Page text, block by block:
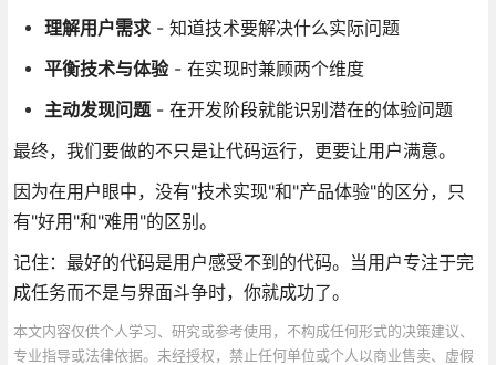
理解用户需求- 知道技术要解决什么实际问题
平衡技术与体验- 在实现时兼顾两个维度
主动发现问题- 在开发阶段就能识别潜在的体验问题
最终，我们要做的不只是让代码运行，更要让用户满意。
因为在用户眼中，没有"技术实现"和"产品体验"的区分，只
有"好用"和"难用"的区别。
记住：最好的代码是用户感受不到的代码。当用户专注于完
成任务而不是与界面斗争时，你就成功了。
本文内容仅供个人学习、研究或参考使用，不构成任何形式的决策建议、
专业指导或法律依据。未经授权，禁止任何单位或个人以商业售卖、虚假